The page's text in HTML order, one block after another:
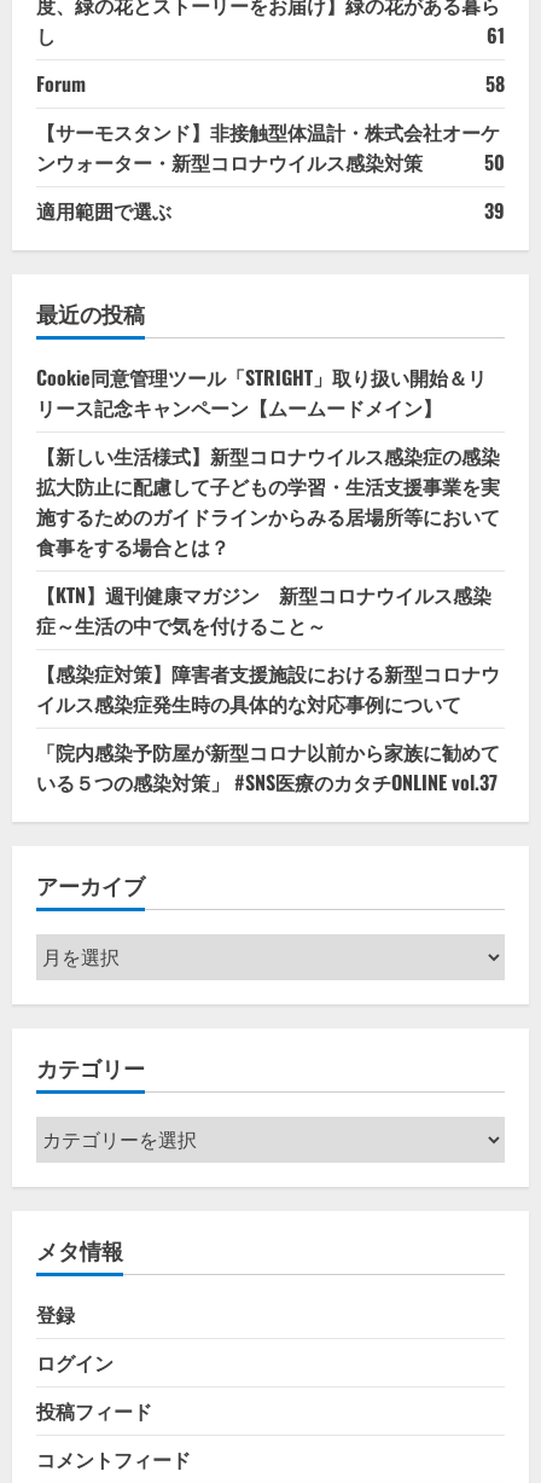
し
61
Forum
58
【サーモスタンド】非接触型体温計・株式会社オーケ
ンウォーター・新型コロナウイルス感染対策
50
適用範囲で選ぶ
39
最近の投稿
Cookie同意管理ツール「STRIGHT」取り扱い開始＆リ
リース記念キャンペーン【ムームードメイン】
【新しい生活様式】新型コロナウイルス感染症の感染
拡大防止に配慮して子どもの学習・生活支援事業を実
施するためのガイドラインからみる居場所等において
食事をする場合とは？
【KTN】週刊健康マガジン 新型コロナウイルス感染
症～生活の中で気を付けること～
【感染症対策】障害者支援施設における新型コロナウ
イルス感染症発生時の具体的な対応事例について
「院内感染予防屋が新型コロナ以前から家族に勧めて
いる５つの感染対策」 #SNS医療のカタチONLINE vol.37
アーカイブ
ア
ー
カ
ブ
カテゴリー
カ
テ
ゴ
ー
メタ情報
登録
ログイン
投稿フィード
コメントフィード